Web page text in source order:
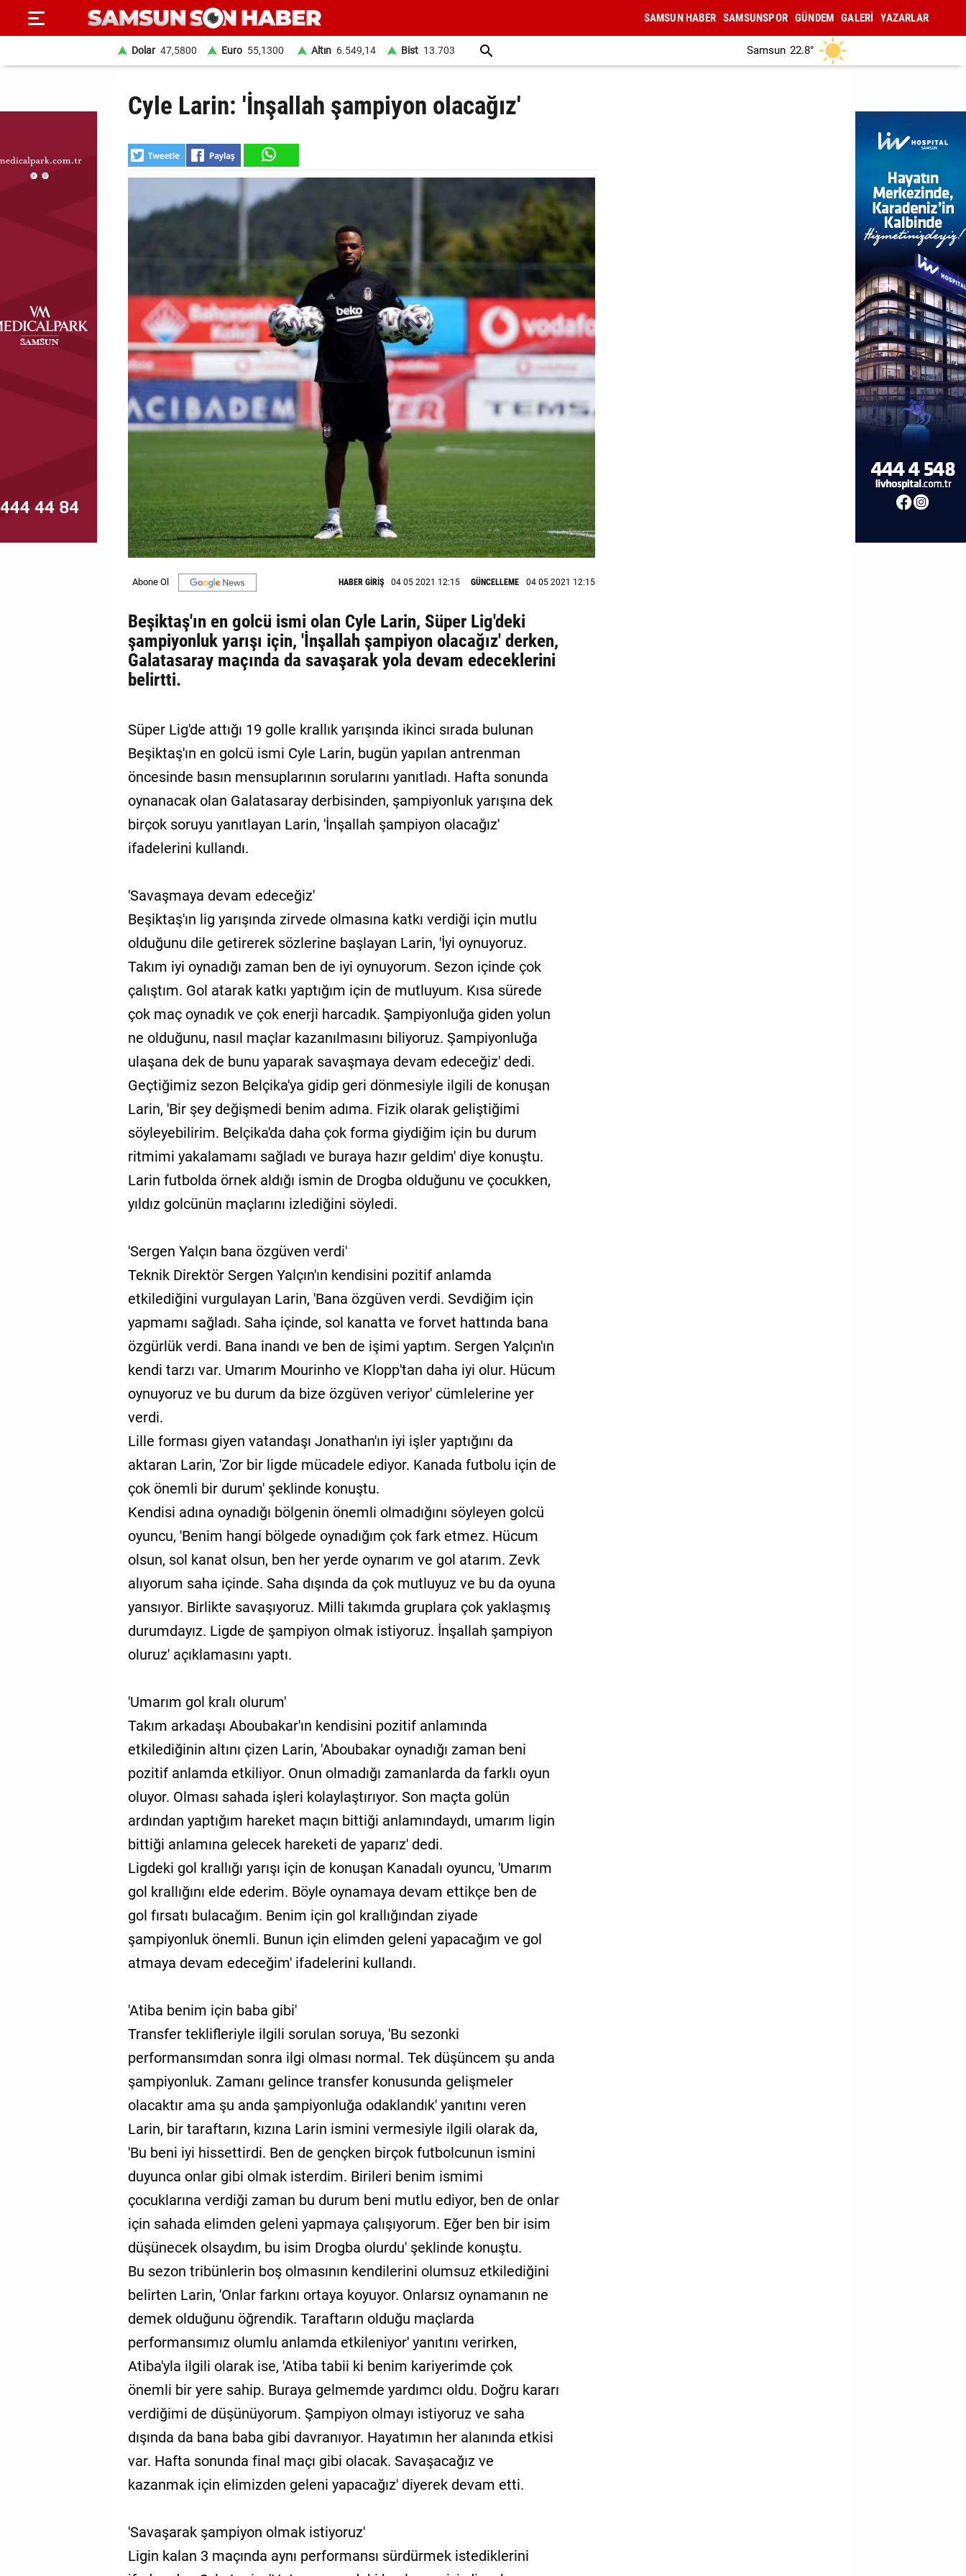
SAYFA
HABER
DÜNYA
MAGAZİN
Künye
İletişim
SAMSUN HABER SAMSUNSPOR GÜNDEM GALERİ YAZARLAR
Dolar 47,5800 Euro 55,1300 Altın 6.549,14 Bist 13.703 Samsun 22.8°
Cyle Larin: 'İnşallah şampiyon olacağız'
HABER GİRİŞ 04 05 2021 12:15 GÜNCELLEME 04 05 2021 12:15
Beşiktaş'ın en golcü ismi olan Cyle Larin, Süper Lig'deki
şampiyonluk yarışı için, 'İnşallah şampiyon olacağız' derken,
Galatasaray maçında da savaşarak yola devam edeceklerini
belirtti.
Süper Lig'de attığı 19 golle krallık yarışında ikinci sırada bulunan
Beşiktaş'ın en golcü ismi Cyle Larin, bugün yapılan antrenman
öncesinde basın mensuplarının sorularını yanıtladı. Hafta sonunda
oynanacak olan Galatasaray derbisinden, şampiyonluk yarışına dek
birçok soruyu yanıtlayan Larin, 'İnşallah şampiyon olacağız'
ifadelerini kullandı.
'Savaşmaya devam edeceğiz'
Beşiktaş'ın lig yarışında zirvede olmasına katkı verdiği için mutlu
olduğunu dile getirerek sözlerine başlayan Larin, 'İyi oynuyoruz.
Takım iyi oynadığı zaman ben de iyi oynuyorum. Sezon içinde çok
çalıştım. Gol atarak katkı yaptığım için de mutluyum. Kısa sürede
çok maç oynadık ve çok enerji harcadık. Şampiyonluğa giden yolun
ne olduğunu, nasıl maçlar kazanılmasını biliyoruz. Şampiyonluğa
ulaşana dek de bunu yaparak savaşmaya devam edeceğiz' dedi.
Geçtiğimiz sezon Belçika'ya gidip geri dönmesiyle ilgili de konuşan
Larin, 'Bir şey değişmedi benim adıma. Fizik olarak geliştiğimi
söyleyebilirim. Belçika'da daha çok forma giydiğim için bu durum
ritmimi yakalamamı sağladı ve buraya hazır geldim' diye konuştu.
Larin futbolda örnek aldığı ismin de Drogba olduğunu ve çocukken,
yıldız golcünün maçlarını izlediğini söyledi.
'Sergen Yalçın bana özgüven verdi'
Teknik Direktör Sergen Yalçın'ın kendisini pozitif anlamda
etkilediğini vurgulayan Larin, 'Bana özgüven verdi. Sevdiğim için
yapmamı sağladı. Saha içinde, sol kanatta ve forvet hattında bana
özgürlük verdi. Bana inandı ve ben de işimi yaptım. Sergen Yalçın'ın
kendi tarzı var. Umarım Mourinho ve Klopp'tan daha iyi olur. Hücum
oynuyoruz ve bu durum da bize özgüven veriyor' cümlelerine yer
verdi.
Lille forması giyen vatandaşı Jonathan'ın iyi işler yaptığını da
aktaran Larin, 'Zor bir ligde mücadele ediyor. Kanada futbolu için de
çok önemli bir durum' şeklinde konuştu.
Kendisi adına oynadığı bölgenin önemli olmadığını söyleyen golcü
oyuncu, 'Benim hangi bölgede oynadığım çok fark etmez. Hücum
olsun, sol kanat olsun, ben her yerde oynarım ve gol atarım. Zevk
alıyorum saha içinde. Saha dışında da çok mutluyuz ve bu da oyuna
yansıyor. Birlikte savaşıyoruz. Milli takımda gruplara çok yaklaşmış
durumdayız. Ligde de şampiyon olmak istiyoruz. İnşallah şampiyon
oluruz' açıklamasını yaptı.
'Umarım gol kralı olurum'
Takım arkadaşı Aboubakar'ın kendisini pozitif anlamında
etkilediğinin altını çizen Larin, 'Aboubakar oynadığı zaman beni
pozitif anlamda etkiliyor. Onun olmadığı zamanlarda da farklı oyun
oluyor. Olması sahada işleri kolaylaştırıyor. Son maçta golün
ardından yaptığım hareket maçın bittiği anlamındaydı, umarım ligin
bittiği anlamına gelecek hareketi de yaparız' dedi.
Ligdeki gol krallığı yarışı için de konuşan Kanadalı oyuncu, 'Umarım
gol krallığını elde ederim. Böyle oynamaya devam ettikçe ben de
gol fırsatı bulacağım. Benim için gol krallığından ziyade
şampiyonluk önemli. Bunun için elimden geleni yapacağım ve gol
atmaya devam edeceğim' ifadelerini kullandı.
'Atiba benim için baba gibi'
Transfer teklifleriyle ilgili sorulan soruya, 'Bu sezonki
performansımdan sonra ilgi olması normal. Tek düşüncem şu anda
şampiyonluk. Zamanı gelince transfer konusunda gelişmeler
olacaktır ama şu anda şampiyonluğa odaklandık' yanıtını veren
Larin, bir taraftarın, kızına Larin ismini vermesiyle ilgili olarak da,
'Bu beni iyi hissettirdi. Ben de gençken birçok futbolcunun ismini
duyunca onlar gibi olmak isterdim. Birileri benim ismimi
çocuklarına verdiği zaman bu durum beni mutlu ediyor, ben de onlar
için sahada elimden geleni yapmaya çalışıyorum. Eğer ben bir isim
düşünecek olsaydım, bu isim Drogba olurdu' şeklinde konuştu.
Bu sezon tribünlerin boş olmasının kendilerini olumsuz etkilediğini
belirten Larin, 'Onlar farkını ortaya koyuyor. Onlarsız oynamanın ne
demek olduğunu öğrendik. Taraftarın olduğu maçlarda
performansımız olumlu anlamda etkileniyor' yanıtını verirken,
Atiba'yla ilgili olarak ise, 'Atiba tabii ki benim kariyerimde çok
önemli bir yere sahip. Buraya gelmemde yardımcı oldu. Doğru kararı
verdiğimi de düşünüyorum. Şampiyon olmayı istiyoruz ve saha
dışında da bana baba gibi davranıyor. Hayatımın her alanında etkisi
var. Hafta sonunda final maçı gibi olacak. Savaşacağız ve
kazanmak için elimizden geleni yapacağız' diyerek devam etti.
'Savaşarak şampiyon olmak istiyoruz'
Ligin kalan 3 maçında aynı performansı sürdürmek istediklerini